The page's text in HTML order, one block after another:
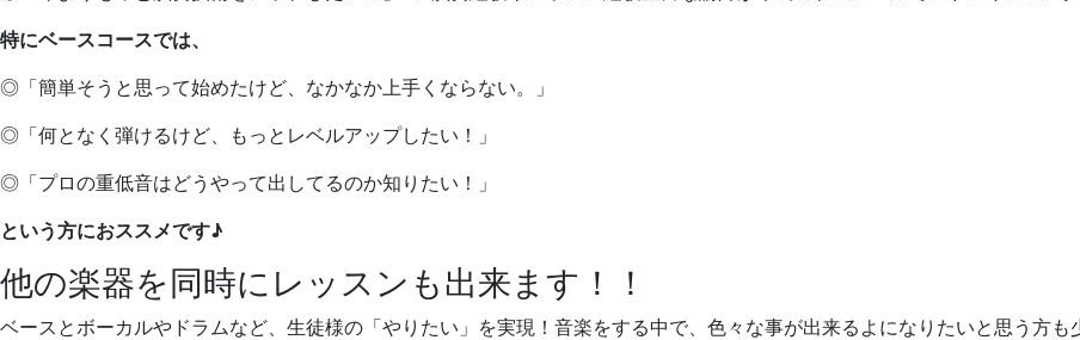
特にベースコースでは、
◎「簡単そうと思って始めたけど、なかなか上手くならない。」
◎「何となく弾けるけど、もっとレベルアップしたい！」
◎「プロの重低音はどうやって出してるのか知りたい！」
という方におススメです♪
他の楽器を同時にレッスンも出来ます！！
ベースとボーカルやドラムなど、生徒様の「やりたい」を実現！音楽をする中で、色々な事が出来るよになりたいと思う方